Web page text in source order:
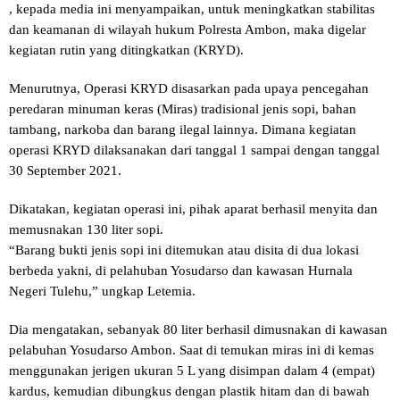
, kepada media ini menyampaikan, untuk meningkatkan stabilitas
dan keamanan di wilayah hukum Polresta Ambon, maka digelar
kegiatan rutin yang ditingkatkan (KRYD).
Menurutnya, Operasi KRYD disasarkan pada upaya pencegahan
peredaran minuman keras (Miras) tradisional jenis sopi, bahan
tambang, narkoba dan barang ilegal lainnya. Dimana kegiatan
operasi KRYD dilaksanakan dari tanggal 1 sampai dengan tanggal
30 September 2021.
Dikatakan, kegiatan operasi ini, pihak aparat berhasil menyita dan
memusnakan 130 liter sopi.
“Barang bukti jenis sopi ini ditemukan atau disita di dua lokasi
berbeda yakni, di pelahuban Yosudarso dan kawasan Hurnala
Negeri Tulehu,” ungkap Letemia.
Dia mengatakan, sebanyak 80 liter berhasil dimusnakan di kawasan
pelabuhan Yosudarso Ambon. Saat di temukan miras ini di kemas
menggunakan jerigen ukuran 5 L yang disimpan dalam 4 (empat)
kardus, kemudian dibungkus dengan plastik hitam dan di bawah